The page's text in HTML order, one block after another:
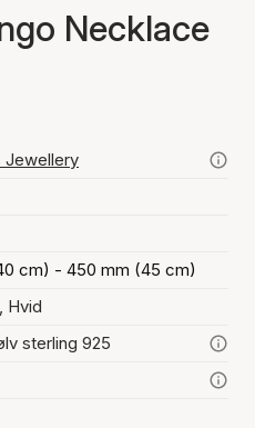
Necklace
Jewellery
cm) - 450 mm (45 cm)
Hvid
sterling 925